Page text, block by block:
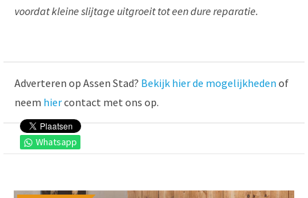
voordat kleine slijtage uitgroeit tot een dure reparatie.
Whatsapp
Adverteren op Assen Stad? Bekijk hier de mogelijkheden of
neem hiercontact met ons op.